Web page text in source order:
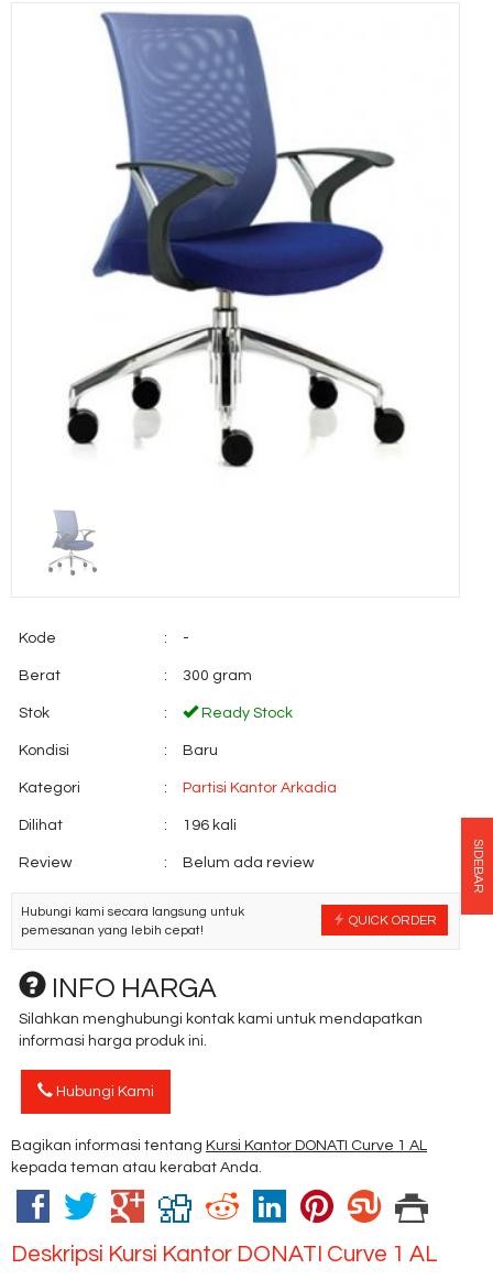
Kode : -
Berat : 300 gram
Stok : Ready Stock
Kondisi : Baru
Kategori : Partisi Kantor Arkadia
Dilihat : 196 kali
Review : Belum ada review
QUICK ORDER
Hubungi kami secara langsung untuk
pemesanan yang lebih cepat!
INFO HARGA
Silahkan menghubungi kontak kami untuk mendapatkan
informasi harga produk ini.
Hubungi Kami
Bagikan informasi tentang Kursi Kantor DONATI Curve 1 AL
kepada teman atau kerabat Anda.
Deskripsi Kursi Kantor DONATI Curve 1 AL
SIDEBAR